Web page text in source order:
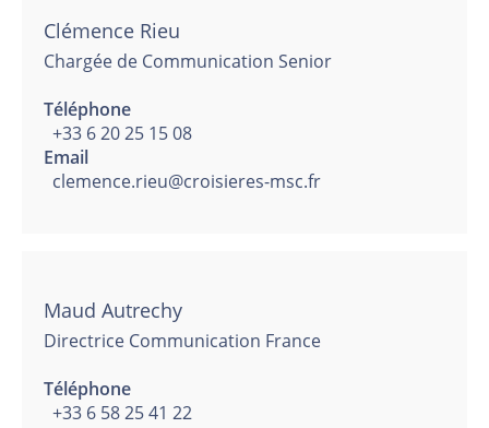
Clémence Rieu
Chargée de Communication Senior
Téléphone
+33 6 20 25 15 08
Email
clemence.rieu@croisieres-msc.fr
Maud Autrechy
Directrice Communication France
Téléphone
+33 6 58 25 41 22